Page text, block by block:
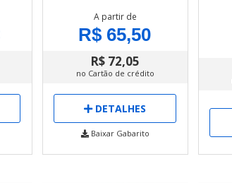
A partir de
R$ 65,50
R$ 72,05
no Cartão de crédito
DETALHES
Baixar Gabarito